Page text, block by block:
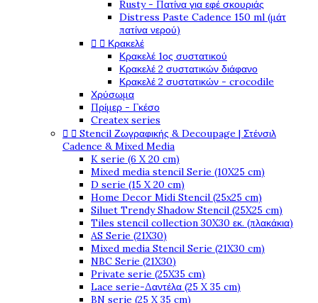
Rusty - Πατίνα για εφέ σκουριάς
Distress Paste Cadence 150 ml (μάτ
πατίνα νερού)
  Κρακελέ
Κρακελέ 1ος συστατικού
Κρακελέ 2 συστατικών διάφανο
Κρακελέ 2 συστατικών - crocodile
Χρύσωμα
Πρίμερ - Γκέσο
Createx series
  Stencil Ζωγραφικής & Decoupage | Στένσιλ
Cadence & Mixed Media
K serie (6 X 20 cm)
Mixed media stencil Serie (10X25 cm)
D serie (15 X 20 cm)
Home Decor Midi Stencil (25x25 cm)
Siluet Trendy Shadow Stencil (25X25 cm)
Tiles stencil collection 30X30 εκ. (πλακάκια)
AS Serie (21X30)
Mixed media Stencil Serie (21X30 cm)
NBC Serie (21X30)
Private serie (25X35 cm)
Lace serie-Δαντέλα (25 X 35 cm)
BN serie (25 X 35 cm)